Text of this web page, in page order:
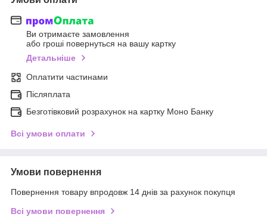
Ви отримаєте замовлення
або гроші повернуться на вашу картку
Детальніше
Оплатити частинами
Післяплата
Безготівковий розрахунок на картку Моно Банку
Всі умови оплати
Умови повернення
Повернення товару впродовж 14 днів за рахунок покупця
Всі умови повернення